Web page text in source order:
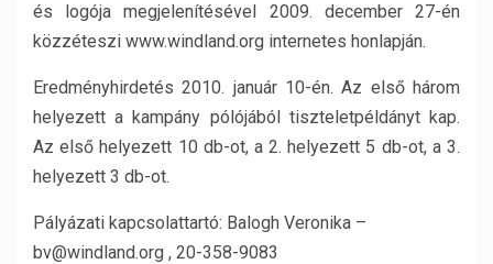
és logója megjelenítésével 2009. december 27-én
közzéteszi www.windland.org internetes honlapján.
Eredményhirdetés 2010. január 10-én. Az első három
helyezett a kampány pólójából tiszteletpéldányt kap.
Az első helyezett 10 db-ot, a 2. helyezett 5 db-ot, a 3.
helyezett 3 db-ot.
Pályázati kapcsolattartó: Balogh Veronika –
bv@windland.org , 20-358-9083